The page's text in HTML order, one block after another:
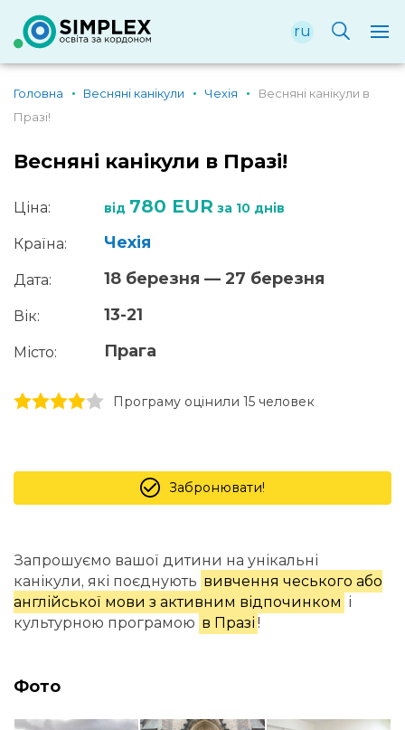
ru
Головна Весняні канікули Чехія
Весняні канікули в
Празі!
Весняні канікули в Празі!
Ціна: від 780 EUR за 10 днів
Країна: Чехія
Дата: 18 березня — 27 березня
Вік: 13-21
Місто: Прага
5 stars
4 stars
3 stars
2 stars
1 stars Програму оцінили 15 человек
Забронювати!
Запрошуємо вашої дитини на унікальні
канікули, які поєднують вивчення чеського або
англійської мови з активним відпочинком і
культурною програмою в Празі !
Фото